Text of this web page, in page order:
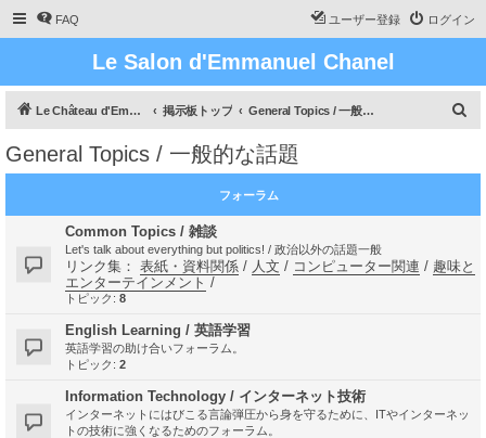
FAQ ログイン
ユーザー登録
Le Salon d'Emmanuel Chanel
Le Château d'Emmanuel Chanel 掲示板トップ General Topics / 一般的な話題
General Topics / 一般的な話題
フォーラム
Common Topics / 雑談
Let's talk about everything but politics! / 政治以外の話題一般
リンク集： 表紙・資料関係 / 人文 / コンピューター関連 / 趣味と
エンターテインメント /
トピック: 8
English Learning / 英語学習
英語学習の助け合いフォーラム。
トピック: 2
Information Technology / インターネット技術
インターネットにはびこる言論弾圧から身を守るために、ITやインターネッ
トの技術に強くなるためのフォーラム。